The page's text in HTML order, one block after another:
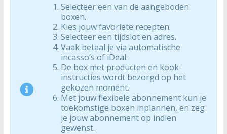
Selecteer een van de aangeboden
boxen.
Kies jouw favoriete recepten.
Selecteer een tijdslot en adres.
Vaak betaal je via automatische
incasso’s of iDeal.
De box met producten en kook-
instructies wordt bezorgd op het
gekozen moment.
Met jouw flexibele abonnement kun je
toekomstige boxen inplannen, en zeg
je jouw abonnement op indien
gewenst.